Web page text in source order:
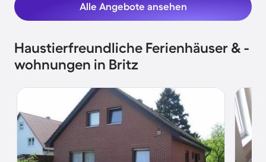
Alle Angebote ansehen
Haustierfreundliche Ferienhäuser & -
wohnungen in Britz